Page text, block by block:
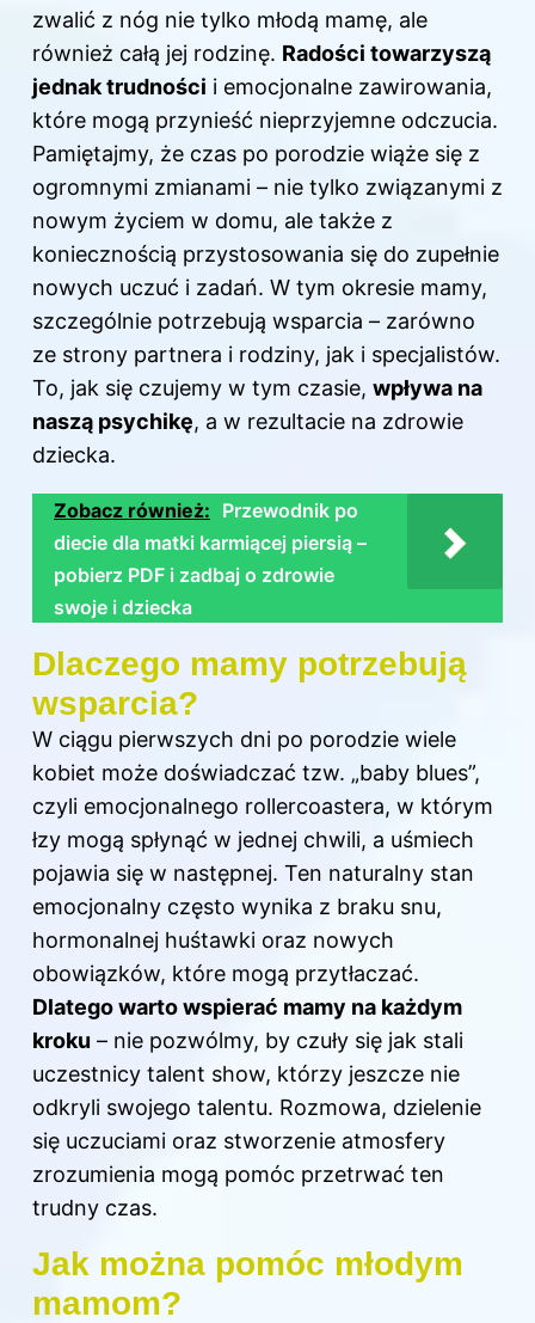
zwalić z nóg nie tylko młodą mamę, ale
również całą jej rodzinę. Radości towarzyszą
jednak trudności i emocjonalne zawirowania,
które mogą przynieść nieprzyjemne odczucia.
Pamiętajmy, że czas po porodzie wiąże się z
ogromnymi zmianami – nie tylko związanymi z
nowym życiem w domu, ale także z
koniecznością przystosowania się do zupełnie
nowych uczuć i zadań. W tym okresie mamy,
szczególnie potrzebują wsparcia – zarówno
ze strony partnera i rodziny, jak i specjalistów.
To, jak się czujemy w tym czasie, wpływa na
naszą psychikę, a w rezultacie na zdrowie
dziecka.
Zobacz również: Przewodnik po
diecie dla matki karmiącej piersią –
pobierz PDF i zadbaj o zdrowie
swoje i dziecka
Dlaczego mamy potrzebują
wsparcia?
W ciągu pierwszych dni po porodzie wiele
kobiet może doświadczać tzw. „baby blues”,
czyli emocjonalnego rollercoastera, w którym
łzy mogą spłynąć w jednej chwili, a uśmiech
pojawia się w następnej. Ten naturalny stan
emocjonalny często wynika z braku snu,
hormonalnej huśtawki oraz nowych
obowiązków, które mogą przytłaczać.
Dlatego warto wspierać mamy na każdym
kroku – nie pozwólmy, by czuły się jak stali
uczestnicy talent show, którzy jeszcze nie
odkryli swojego talentu. Rozmowa, dzielenie
się uczuciami oraz stworzenie atmosfery
zrozumienia mogą pomóc przetrwać ten
trudny czas.
Jak można pomóc młodym
mamom?